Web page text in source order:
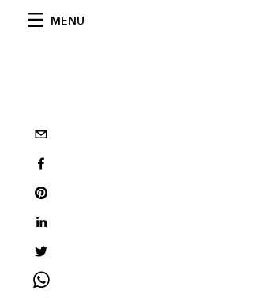
MENU